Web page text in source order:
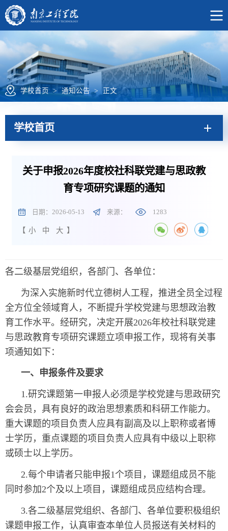
学校首页 > 通知公告 > 正文
学校首页
关于申报2026年度校社科联党建与思政教
育专项研究课题的通知
日期：2026-05-13 来源： 1283
【 小 中 大 】
各二级基层党组织，各部门、各单位：
为深入实施新时代立德树人工程，推进全员全过程
全方位全领域育人，不断提升学校党建与思想政治教
育工作水平。经研究，决定开展2026年校社科联党建
与思政教育专项研究课题立项申报工作，现将有关事
项通知如下：
一、申报条件及要求
1.研究课题第一申报人必须是学校党建与思政研究
会会员，具有良好的政治思想素质和科研工作能力。
重大课题的项目负责人应具有副高及以上职称或者博
士学历，重点课题的项目负责人应具有中级以上职称
或硕士以上学历。
2.每个申请者只能申报1个项目，课题组成员不能
同时参加2个及以上项目，课题组成员应结构合理。
3.各二级基层党组织、各部门、各单位要积极组织
课题申报工作，认真审查本单位人员报送有关材料的